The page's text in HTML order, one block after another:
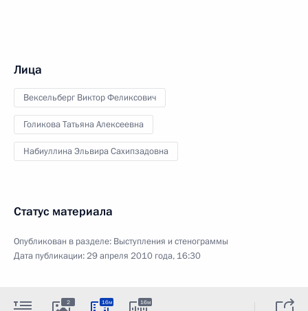
Лица
Вексельберг Виктор Феликсович
Голикова Татьяна Алексеевна
Набиуллина Эльвира Сахипзадовна
Статус материала
Опубликован в разделе: Выступления и стенограммы
Дата публикации:29 апреля 2010 года, 16:30
2 16м 16м